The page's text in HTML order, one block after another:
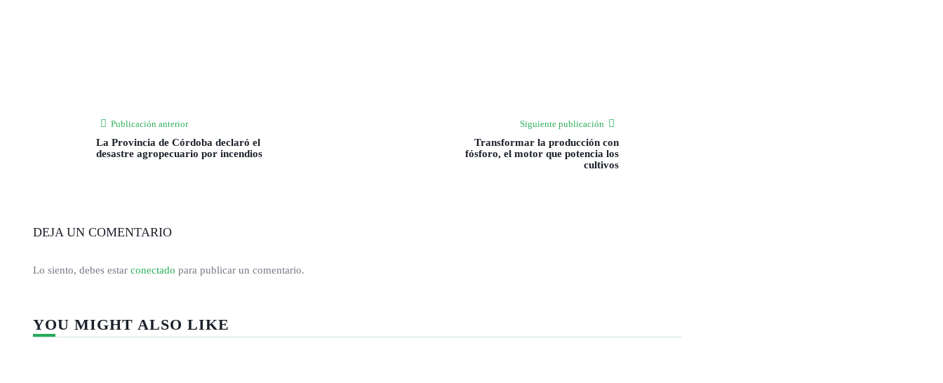
Publicación anterior
La Provincia de Córdoba declaró el
desastre agropecuario por incendios
Siguiente publicación
Transformar la producción con
fósforo, el motor que potencia los
cultivos
DEJA UN COMENTARIO
Lo siento, debes estar conectado para publicar un comentario.
YOU MIGHT ALSO LIKE